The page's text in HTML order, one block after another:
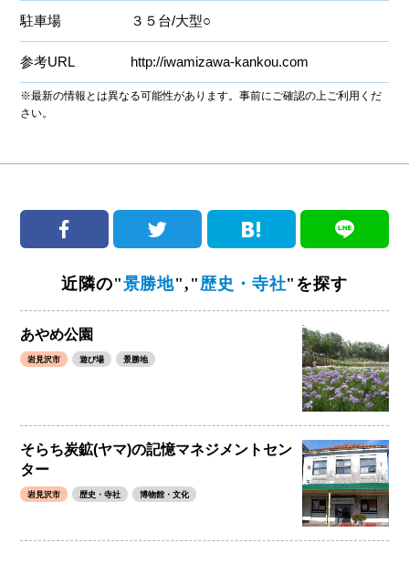
駐車場 ３５台/大型○
参考URL http://iwamizawa-kankou.com
※最新の情報とは異なる可能性があります。事前にご確認の上ご利用くだ
さい。
近隣の"景勝地","歴史・寺社"を探す
あやめ公園
岩見沢市 遊び場 景勝地
そらち炭鉱(ヤマ)の記憶マネジメントセン
ター
岩見沢市 歴史・寺社 博物館・文化